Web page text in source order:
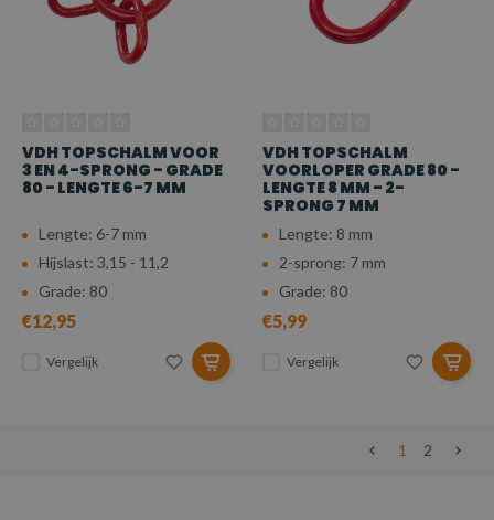
VDH TOPSCHALM VOOR
3 EN 4-SPRONG - GRADE
80 - LENGTE 6-7 MM
Lengte: 6-7 mm
Hijslast: 3,15 - 11,2
Grade: 80
€12,95
Vergelijk
VDH TOPSCHALM
VOORLOPER GRADE 80 -
LENGTE 8 MM - 2-
SPRONG 7 MM
Lengte: 8 mm
2-sprong: 7 mm
Grade: 80
€5,99
Vergelijk
1 2